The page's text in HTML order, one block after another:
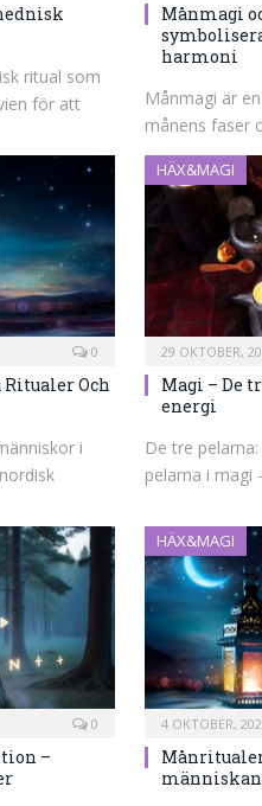
ritual som
för att
Månmagi
harmoni
Månmagi är
månens faser
0
Och
i
HÄX&MAGI
29 OKTOBER,
Magi – De
energi
De tre
pelarna i magi
0
–
HÄX&MAGI
4 OKTOBER,